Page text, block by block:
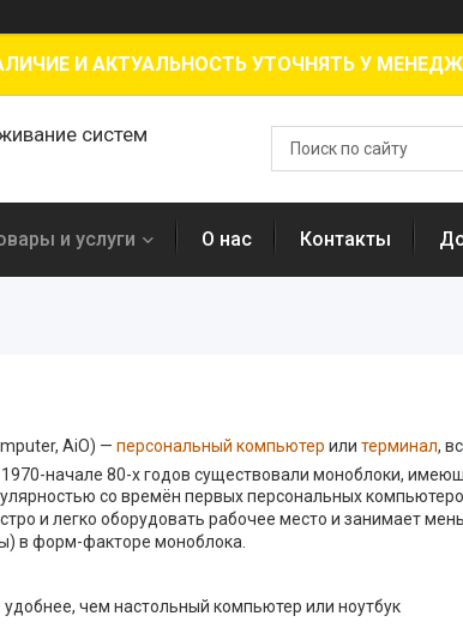
И АКТУАЛЬНОСТЬ УТОЧНЯТЬ У
систем
и услуги О нас Контакты
AiO) — персональный компьютер или терминал,
1970-начале 80-х годов существовали моноблоки,
со времён первых персональных
и легко оборудовать рабочее место и занимает
в форм-факторе моноблока.
чем настольный компьютер или ноутбук